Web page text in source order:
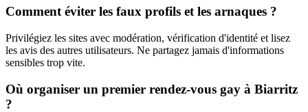
Comment éviter les faux profils et les arnaques ?
Privilégiez les sites avec modération, vérification d'identité et lisez
les avis des autres utilisateurs. Ne partagez jamais d'informations
sensibles trop vite.
Où organiser un premier rendez-vous gay à Biarritz
?